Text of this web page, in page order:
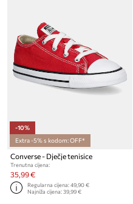
-10%
Extra -5% s kodom: OFF*
Converse - Dječje tenisice
Trenutna cijena:
35,99 €
Regularna cijena:49,90 €
Najniža cijena:39,99 €